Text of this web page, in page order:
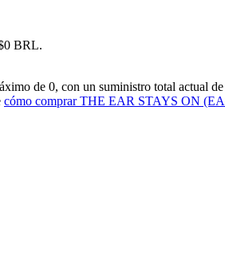
BRL.
de 0, con un suministro total actual
cómo comprar THE EAR STAYS ON